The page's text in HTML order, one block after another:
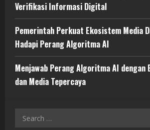
Verifikasi Informasi Digital
Pemerintah Perkuat Ekosistem Media
Hadapi Perang Algoritma AI
Menjawab Perang Algoritma AI
dan Media Tepercaya
Search